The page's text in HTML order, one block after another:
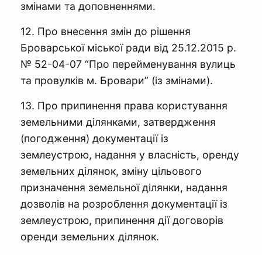
змінами та доповненнями.
12. Про внесення змін до рішення
Броварської міської ради від 25.12.2015 р.
№ 52-04-07 “Про перейменування вулиць
та провулків м. Бровари” (із змінами).
13. Про припинення права користування
земельними ділянками, затвердження
(погодження) документації із
землеустрою, надання у власність, оренду
земельних ділянок, зміну цільового
призначення земельної ділянки, надання
дозволів на розроблення документації із
землеустрою, припинення дії договорів
оренди земельних ділянок.